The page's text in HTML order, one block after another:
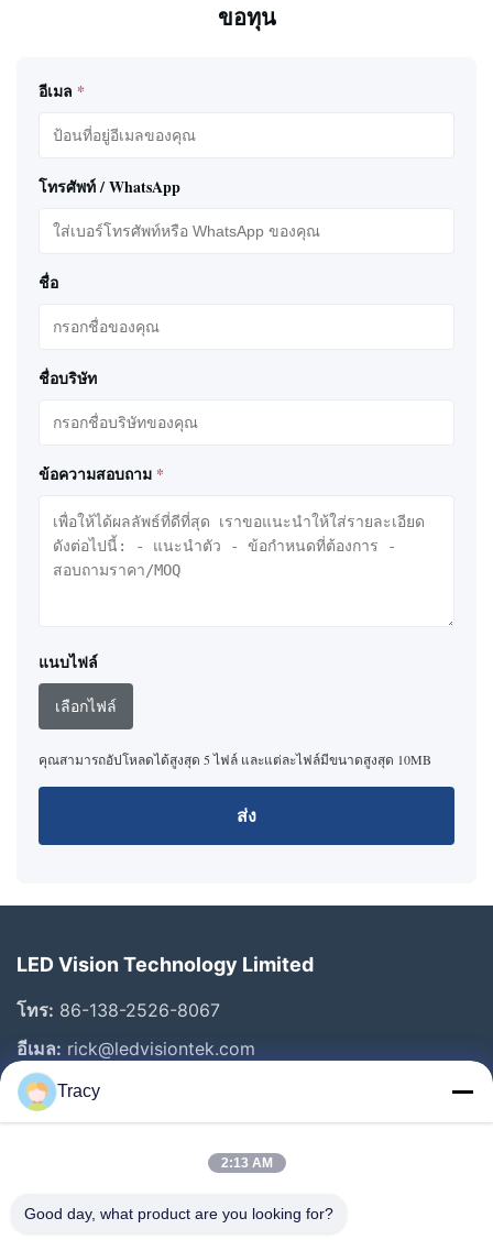
ขอทุน
อีเมล *
โทรศัพท์ / WhatsApp
ชื่อ
ชื่อบริษัท
ข้อความสอบถาม *
แนบไฟล์
เลือกไฟล์
คุณสามารถอัปโหลดได้สูงสุด 5 ไฟล์ และแต่ละไฟล์มีขนาดสูงสุด 10MB
ส่ง
LED Vision Technology Limited
โทร: 86-138-2526-8067
อีเมล: rick@ledvisiontek.com
ลิงก์ด่วน
ผลิตภัณฑ์
Tracy
2:13 AM
Good day, what product are you looking for?